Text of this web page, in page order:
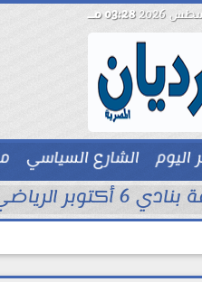
03:28 مـ
الشارع السياسي
بيزنس
ظاهرة العنف المجتمعي